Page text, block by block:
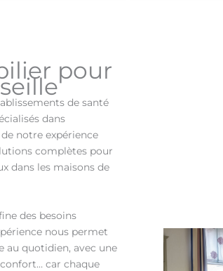
pour
de santé
dans
notre expérience
complètes pour
dans les maisons de
des besoins
nous permet
au quotidien, avec une
car chaque